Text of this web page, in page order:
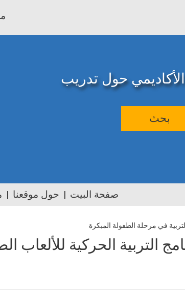
حول تدريب
بحث
صفحة البيت حول موقعنا
في مرحلة الطفولة المبكرة
التربية الحركية